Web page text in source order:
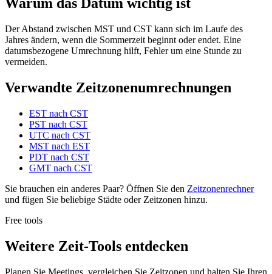
Der Abstand zwischen MST und CST kann sich im Laufe des
Jahres ändern, wenn die Sommerzeit beginnt oder endet. Eine
datumsbezogene Umrechnung hilft, Fehler um eine Stunde zu
vermeiden.
Verwandte Zeitzonenumrechnungen
EST nach CST
PST nach CST
UTC nach CST
MST nach EST
PDT nach CST
GMT nach CST
Sie brauchen ein anderes Paar? Öffnen Sie den Zeitzonenrechner
und fügen Sie beliebige Städte oder Zeitzonen hinzu.
Free tools
Weitere Zeit-Tools entdecken
Planen Sie Meetings, vergleichen Sie Zeitzonen und halten Sie Ihren